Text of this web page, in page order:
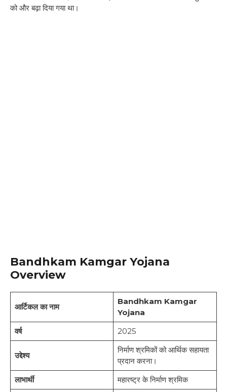
को और बढ़ा दिया गया था।
Bandhkam Kamgar Yojana
Overview
आर्टिकल का नाम
Bandhkam Kamgar
Yojana
वर्ष
2025
उद्देश्य
निर्माण श्रमिकों को आर्थिक सहायता
प्रदान करना।
लाभार्थी
महारष्ट्र के निर्माण श्रमिक